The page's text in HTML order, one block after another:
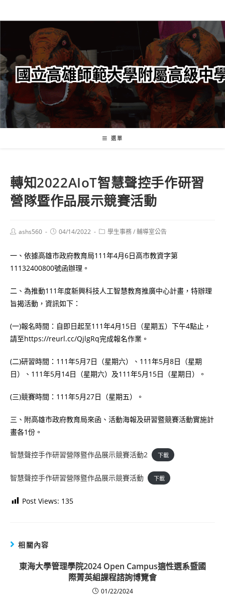
轉
要
內
容
選單
轉知2022AIoT智慧聲控手作研習
營隊暨作品展示競賽活動
Postashs560
Post04/14/2022
Post學生事務/輔導室公告
一、依據高雄市政府教育局111年4月6日高市教資字第
11132400800號函辦理。
二、為推動111年度新興科技人工智慧教育推廣中心計畫，特辦理
旨揭活動，資訊如下：
(一)報名時間：自即日起至111年4月15日（星期五）下午4點止，
請至https://reurl.cc/QjlgRq完成報名作業。
(二)研習時間：111年5月7日（星期六）、111年5月8日（星期
日）、111年5月14日（星期六）及111年5月15日（星期日）。
(三)競賽時間：111年5月27日（星期五）。
三、附高雄市政府教育局來函、活動海報及研習暨競賽活動實施計
畫各1份。
智慧聲控手作研習營隊暨作品展示競賽活動2 下載
智慧聲控手作研習營隊暨作品展示競賽活動 下載
Post Views: 135
相關內容
東海大學管理學院2024 Open Campus適性選系暨國
際菁英組課程諮詢博覽會
01/22/2024